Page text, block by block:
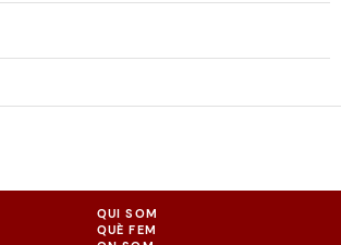
QUI SOM
QUÈ FEM